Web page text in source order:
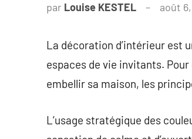
par Louise KESTEL août
La décoration d’intérieur est
espaces de vie invitants.
embellir sa maison, les
L’usage stratégique des